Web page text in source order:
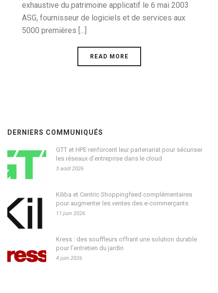
exhaustive du patrimoine applicatif le 6 mai 2003
ASG, fournisseur de logiciels et de services aux
5000 premières [...]
READ MORE
DERNIERS COMMUNIQUÉS
GTT et HPE renforcent leur partenariat pour sécuriser
les réseaux d’entreprise dans le cloud
3 août 2026
Kiliba et Centric Shoppingfeed complémentaires
pour augmenter les ventes des e-commerçants
11 juin 2026
Kress : des souffleurs offrant une solution durable
pour l’entretien du jardin
4 juin 2026